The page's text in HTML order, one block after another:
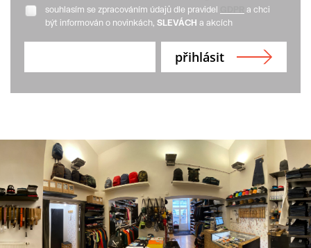
souhlasím se zpracováním údajů dle pravidel
a chci
být informován o novinkách, SLEVÁCH a akcích